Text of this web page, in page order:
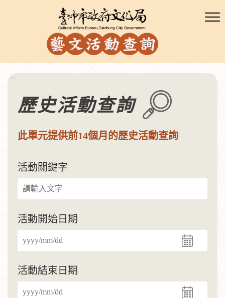
:::
歷史活動查詢
此單元提供前14個月的歷史活動查詢
活動關鍵字
活動開始日期
活動結束日期